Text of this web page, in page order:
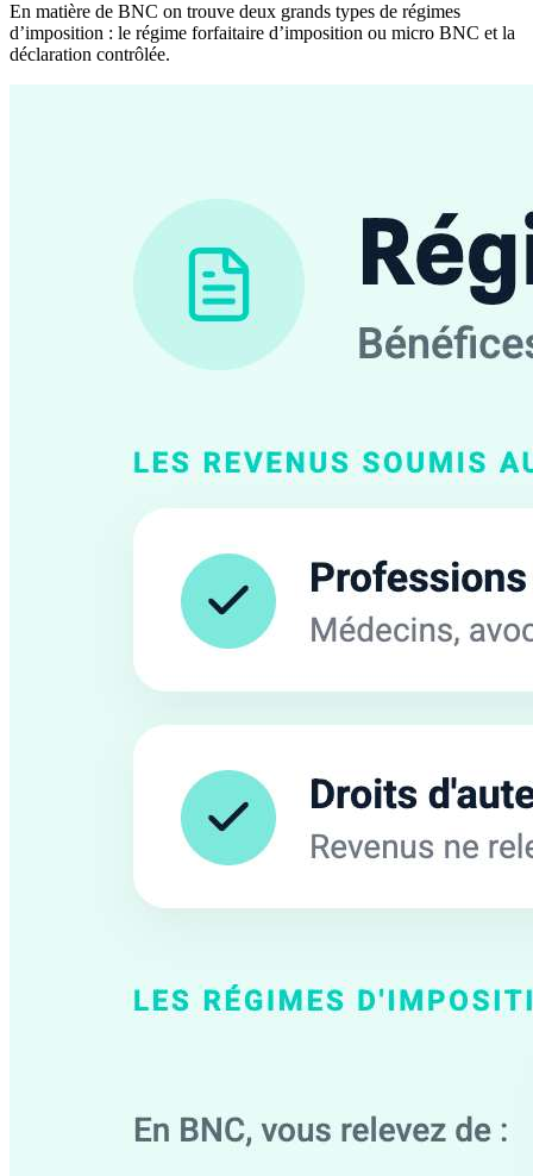
En matière de BNC on trouve deux grands types de régimes
d’imposition : le régime forfaitaire d’imposition ou micro BNC et la
déclaration contrôlée.